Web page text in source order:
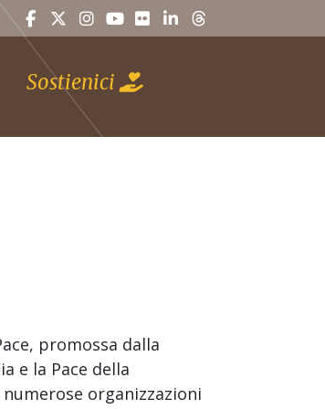
Sostienici
promossa dalla
e la Pace della
organizzazioni